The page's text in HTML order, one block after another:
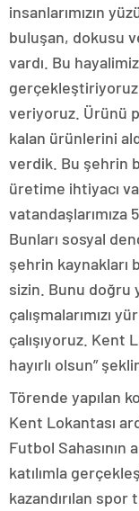
insanlarımızın
buluşan, dokusu
vardı. Bu
veriyoruz. Ürünü
kalan ürünlerini
verdik. Bu şehrin
üretime ihtiyacı
Bunları sosyal
şehrin kaynakları
sizin. Bunu doğru
çalışmalarımızı
çalışıyoruz. Kent
hayırlı olsun”
Törende yapılan
Kent Lokantası
Futbol Sahasının
katılımla
kazandırılan